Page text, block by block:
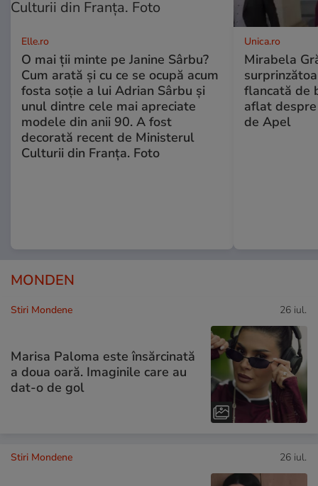
Elle.ro
O mai ții minte pe Janine Sârbu?
Cum arată și cu ce se ocupă acum
fosta soție a lui Adrian Sârbu și
unul dintre cele mai apreciate
modele din anii 90. A fost
decorată recent de Ministerul
Culturii din Franța. Foto
Unica.ro
Mirabela
flancată de
aflat
de Apel
MONDEN
Stiri Mondene 26 iul.
Marisa Paloma este însărcinată
a doua oară. Imaginile care au
dat-o de gol
Stiri Mondene 26 iul.